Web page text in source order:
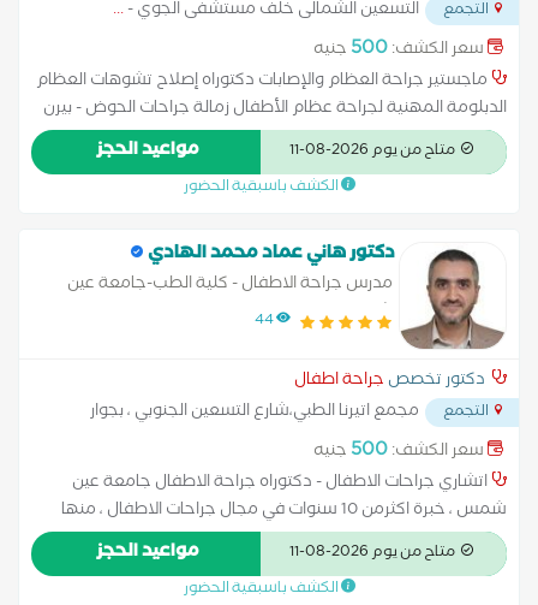
التجمع التسعين الشمالى خلف مستشفى الجوي -...
سعر الكشف:500 جنيه
ماجستير جراحة العظام والإصابات دكتوراه إصلاح تشوهات العظام
الدبلومة المهنية لجراحة عظام الأطفال زمالة جراحات الحوض - بيرن
سويسرا زمالة إطالة العظام - تورينو إيطاليا عضو الجمعية الأوروبية
لعظام الأطفال عضو الجمعية الدولية لجراحة العظام
متاح من يوم 2026-08-11 مواعيد الحجز
الكشف باسبقية الحضور
دكتور هاني عماد محمد الهادي
مدرس جراحة الاطفال - كلية الطب-جامعة عين
شمس
44
دكتور تخصص جراحة اطفال
التجمع
مجمع اتيرنا الطبي،شارع التسعين الجنوبي ، بجوار
مفيدا...
سعر الكشف:500 جنيه
اتشاري جراحات الاطفال - دكتوراه جراحة الاطفال جامعة عين
شمس ، خبرة اكثرمن 10 سنوات في مجال جراحات الاطفال ، منها
جراحة جهاز هضمي للاطفال ، جراحة مسالك بولية اطفال ، الوحمات
الدموية للاطفال، جراحات حديثي الولادة
متاح من يوم 2026-08-11 مواعيد الحجز
الكشف باسبقية الحضور